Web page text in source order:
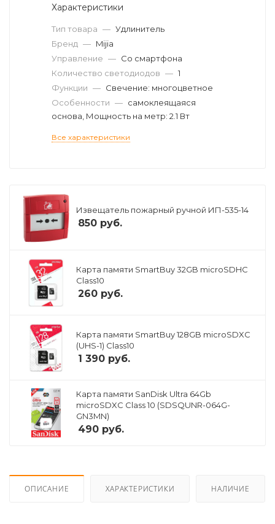
Характеристики
Тип товара — Удлинитель
Бренд — Mijia
Управление — Со смартфона
Количество светодиодов — 1
Функции — Свечение: многоцветное
Особенности — самоклеящаяся
основа, Мощность на метр: 2.1 Вт
Все характеристики
Извещатель пожарный ручной ИП-535-14
850 руб.
Карта памяти SmartBuy 32GB microSDHC
Class10
260 руб.
Карта памяти SmartBuy 128GB microSDXC
(UHS-1) Class10
1 390 руб.
Карта памяти SanDisk Ultra 64Gb
microSDXC Class 10 (SDSQUNR-064G-
GN3MN)
490 руб.
ОПИСАНИЕ ХАРАКТЕРИСТИКИ НАЛИЧИЕ